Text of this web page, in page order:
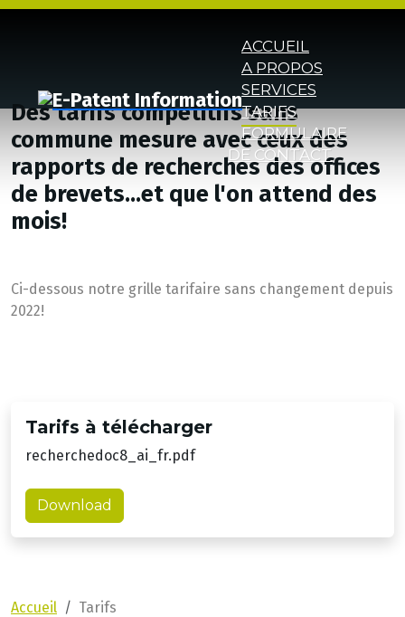
ACCUEIL
A PROPOS
SERVICES
TARIFS
FORMULAIRE
DE CONTACT
Des tarifs compétitifs sans
commune mesure avec ceux des
rapports de recherches des offices
de brevets...et que l'on attend des
mois!
Ci-dessous notre grille tarifaire sans changement depuis
2022!
Tarifs à télécharger
recherchedoc8_ai_fr.pdf
Download
Accueil Tarifs